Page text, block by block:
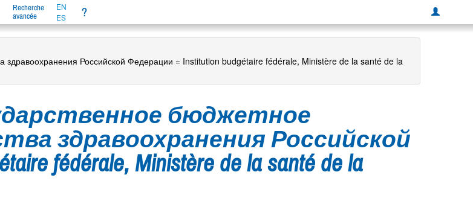
Recherche
avancée
EN
ES
?
Российской Федерации = Institution budgétaire fédérale, Ministère de la santé de la
бюджетное
здравоохранения Российской
fédérale, Ministère de la santé de la